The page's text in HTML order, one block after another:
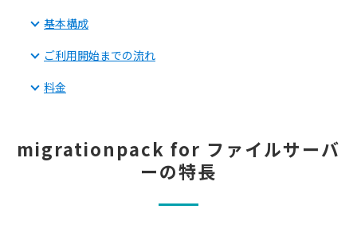
基本構成
ご利用開始までの流れ
料金
migrationpack for ファイルサーバ
ーの特長